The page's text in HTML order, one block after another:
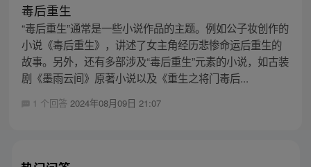
毒后重生
“毒后重生”通常是一些小说作品的主题。例如公子妆创作的
小说《毒后重生》，讲述了女主角经历悲惨命运后重生的
故事。另外，还有多部涉及“毒后重生”元素的小说，如古装
剧《墨雨云间》原著小说以及《重生之将门毒后...
1 个回答 2024年08月09日 21:07